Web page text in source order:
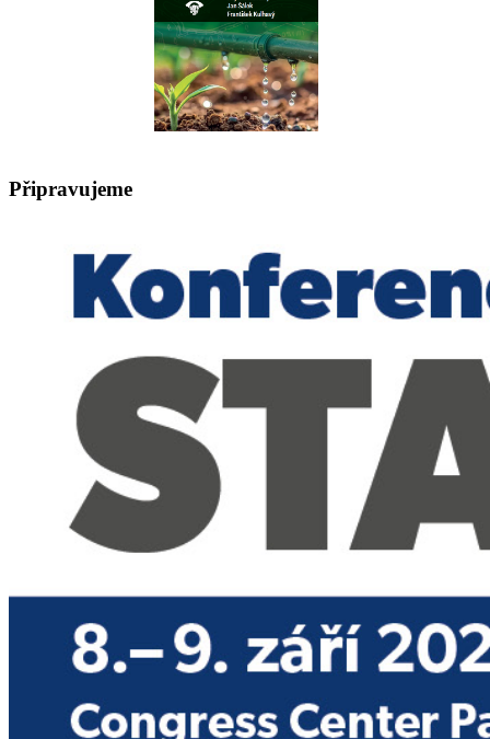
Připravujeme